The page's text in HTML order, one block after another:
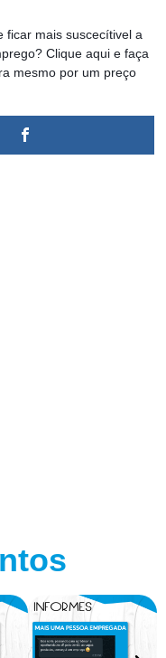
ficar mais suscecítivel a
Clique aqui e faça
mesmo por um preço